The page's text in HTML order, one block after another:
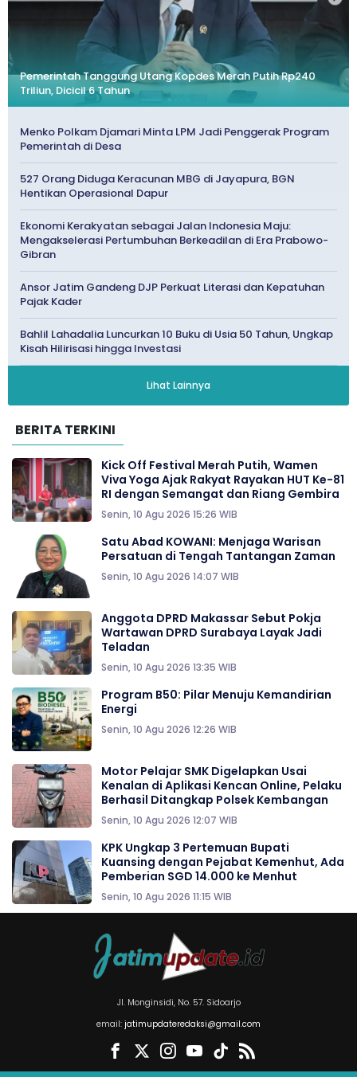
Pemerintah Tanggung Utang Kopdes Merah Putih Rp240
Triliun, Dicicil 6 Tahun
Menko Polkam Djamari Minta LPM Jadi Penggerak Program
Pemerintah di Desa
527 Orang Diduga Keracunan MBG di Jayapura, BGN
Hentikan Operasional Dapur
Ekonomi Kerakyatan sebagai Jalan Indonesia Maju:
Mengakselerasi Pertumbuhan Berkeadilan di Era Prabowo-
Gibran
Ansor Jatim Gandeng DJP Perkuat Literasi dan Kepatuhan
Pajak Kader
Bahlil Lahadalia Luncurkan 10 Buku di Usia 50 Tahun, Ungkap
Kisah Hilirisasi hingga Investasi
Lihat Lainnya
BERITA TERKINI
Kick Off Festival Merah Putih, Wamen
Viva Yoga Ajak Rakyat Rayakan HUT Ke-81
RI dengan Semangat dan Riang Gembira
Senin, 10 Agu 2026 15:26 WIB
Satu Abad KOWANI: Menjaga Warisan
Persatuan di Tengah Tantangan Zaman
Senin, 10 Agu 2026 14:07 WIB
Anggota DPRD Makassar Sebut Pokja
Wartawan DPRD Surabaya Layak Jadi
Teladan
Senin, 10 Agu 2026 13:35 WIB
Program B50: Pilar Menuju Kemandirian
Energi
Senin, 10 Agu 2026 12:26 WIB
Motor Pelajar SMK Digelapkan Usai
Kenalan di Aplikasi Kencan Online, Pelaku
Berhasil Ditangkap Polsek Kembangan
Senin, 10 Agu 2026 12:07 WIB
KPK Ungkap 3 Pertemuan Bupati
Kuansing dengan Pejabat Kemenhut, Ada
Pemberian SGD 14.000 ke Menhut
Senin, 10 Agu 2026 11:15 WIB
Jl. Monginsidi, No. 57. Sidoarjo
email: jatimupdateredaksi@gmail.com